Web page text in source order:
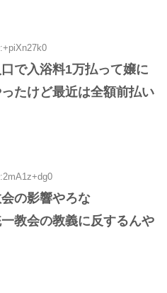
で入浴料1万払って嬢に
たけど最近は全額前払い
の影響やろな
教会の教義に反するんや